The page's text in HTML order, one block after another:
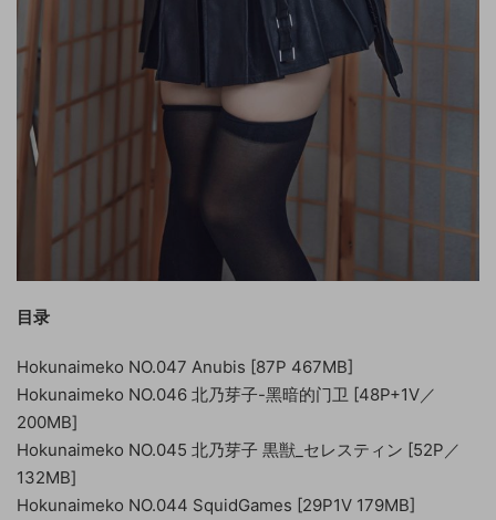
目录
Hokunaimeko NO.047 Anubis [87P 467MB]
Hokunaimeko NO.046 北乃芽子-黑暗的门卫 [48P+1V／
200MB]
Hokunaimeko NO.045 北乃芽子 黒獣_セレスティン [52P／
132MB]
Hokunaimeko NO.044 SquidGames [29P1V 179MB]